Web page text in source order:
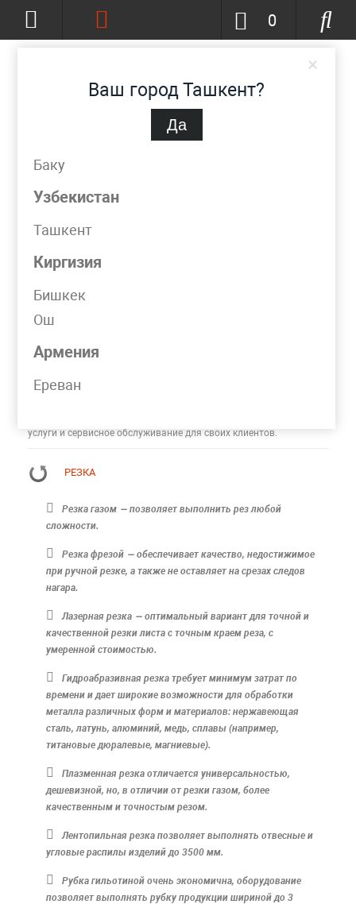
×
Ваш город Ташкент?
Да
Баку
Узбекистан
Ташкент
Киргизия
Бишкек
Ош
Армения
Ереван
0
КАТАЛОГ
УСЛУГИ
Компания MetPromKo является современной компанией.
ценам сегодня недостаточно для возросших потребностей
услуги и сервисное обслуживание для своих клиентов.
РЕЗКА
Резка газом — позволяет выполнить рез любой
сложности.
Резка фрезой — обеспечивает качество, недостижимое
при ручной резке, а также не оставляет на срезах следов
нагара.
Лазерная резка — оптимальный вариант для точной и
качественной резки листа с точным краем реза, с
умеренной стоимостью.
Гидроабразивная резка требует минимум затрат по
времени и дает широкие возможности для обработки
металла различных форм и материалов: нержавеющая
сталь, латунь, алюминий, медь, сплавы (например,
титановые дюралевые, магниевые).
Плазменная резка отличается универсальностью,
дешевизной, но, в отличии от резки газом, более
качественным и точностым резом.
Лентопильная резка позволяет выполнять отвесные и
угловые распилы изделий до 3500 мм.
Рубка гильотиной очень экономична, оборудование
позволяет выполнять рубку продукции шириной до 3